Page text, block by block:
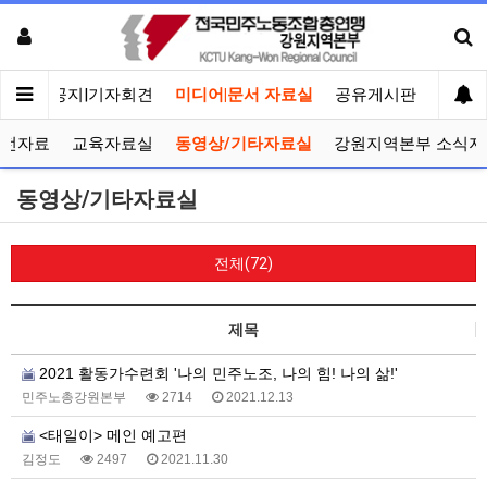
인 공지|기자회견 미디어|문서 자료실 공유게시판 선거
자료 교육자료실 동영상/기타자료실 강원지역본부 소식지
동영상/기타자료실
전체(72)
제목
2021 활동가수련회 '나의 민주노조, 나의 힘! 나의 삶!'
민주노총강원본부 2714 2021.12.13
<태일이> 메인 예고편
김정도 2497 2021.11.30